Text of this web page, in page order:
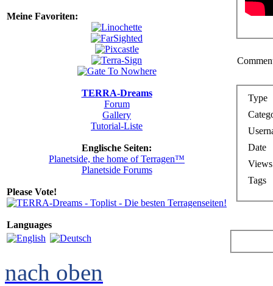
Meine Favoriten:
TERRA-Dreams
Forum
Gallery
Tutorial-Liste
Englische Seiten:
Planetside, the home of Terragen™
Planetside Forums
Please Vote!
Languages
Type
Date
Views
Tags
nach oben